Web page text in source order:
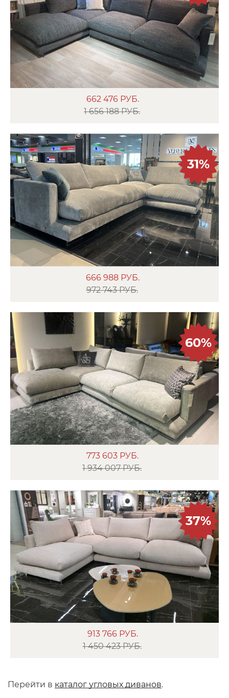
662 476 РУБ.
1 656 188 РУБ.
666 988 РУБ.
972 743 РУБ.
31%
773 603 РУБ.
1 934 007 РУБ.
60%
913 766 РУБ.
1 450 423 РУБ.
37%
Перейти в каталог угловых диванов.